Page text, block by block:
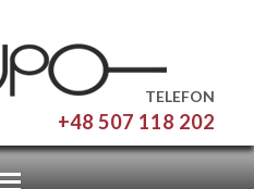
TELEFON
+48 507 118 202
Toggle